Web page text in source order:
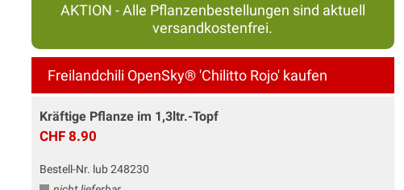
AKTION - Alle Pflanzenbestellungen sind aktuell
versandkostenfrei.
Freilandchili OpenSky® 'Chilitto Rojo' kaufen
Kräftige Pflanze im 1,3ltr.-Topf
CHF 8.90
Bestell-Nr. lub 248230